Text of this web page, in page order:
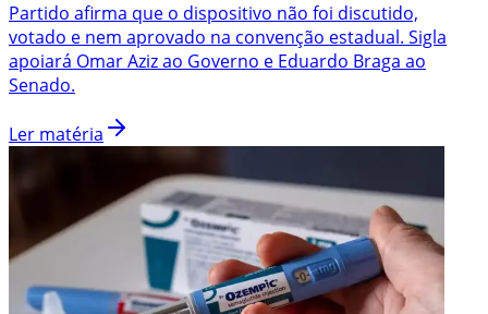
Partido afirma que o dispositivo não foi discutido,
votado e nem aprovado na convenção estadual. Sigla
apoiará Omar Aziz ao Governo e Eduardo Braga ao
Senado.
Ler matéria